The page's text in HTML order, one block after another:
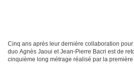
Cinq ans après leur dernière collaboration
duo Agnès Jaoui et Jean-Pierre Bacri est de
cinquième long métrage réalisé par la première